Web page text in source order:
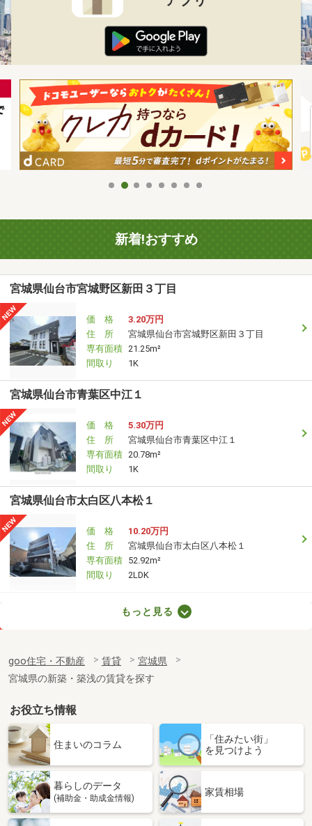
新着!おすすめ
宮城県仙台市宮城野区新田３丁目
価 格
3.20万円
住 所
宮城県仙台市宮城野区新田３丁目
専有面積 21.25m²
間取り
1K
宮城県仙台市青葉区中江１
価 格
5.30万円
住 所
宮城県仙台市青葉区中江１
専有面積 20.78m²
間取り
1K
宮城県仙台市太白区八本松１
価 格
10.20万円
住 所
宮城県仙台市太白区八本松１
専有面積 52.92m²
間取り
2LDK
宮城県仙台市太白区八本松１
専有面積
52.92m²
間取り
2LDK
宮城県黒川郡大和町吉岡字道下
価 格
5.45万円
宮城県黒川郡大和町吉岡字道下
専有面積 44.97m²
間取り
宮城県多賀城市下馬３
もっと見る
goo住宅・不動産 賃貸
宮城県
宮城県の新築・築浅の賃貸を探す
お役立ち情報
住まいのコラム
「住みたい街」
を見つけよう
暮らしのデータ
(補助金・助成金情報)
家賃相場